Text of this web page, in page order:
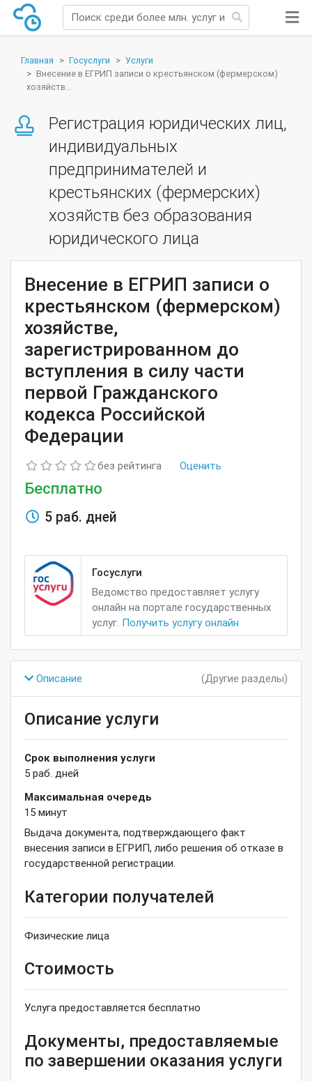
Главная Госуслуги
Услуги
Внесение в ЕГРИП записи о крестьянском (фермерском)
хозяйств...
Регистрация юридических лиц,
индивидуальных
предпринимателей и
крестьянских (фермерских)
хозяйств без образования
юридического лица
Внесение в ЕГРИП записи о
крестьянском (фермерском)
хозяйстве,
зарегистрированном до
вступления в силу части
первой Гражданского
кодекса Российской
Федерации
без рейтинга Оценить
Бесплатно
5 раб. дней
Госуслуги
Ведомство предоставляет услугу
онлайн на портале государственных
услуг. Получить услугу онлайн
Описание (Другие разделы)
Описание услуги
Срок выполнения услуги
5 раб. дней
Максимальная очередь
15 минут
Выдача документа, подтверждающего факт
внесения записи в ЕГРИП, либо решения об отказе в
государственной регистрации.
Категории получателей
Физические лица
Стоимость
Услуга предоставляется бесплатно
Документы, предоставляемые
по завершении оказания услуги